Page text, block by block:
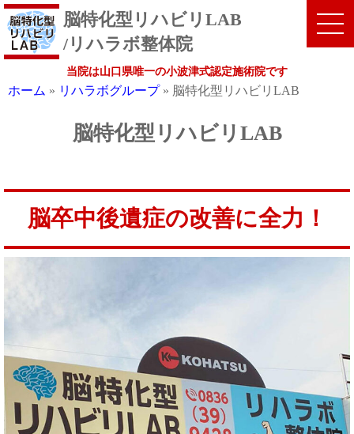
脳特化型リハビリLAB
/リハラボ整体院
当院は山口県唯一の小波津式認定施術院です
ホーム » リハラボグループ» 脳特化型リハビリLAB
脳特化型リハビリLAB
脳卒中後遺症の改善に全力！